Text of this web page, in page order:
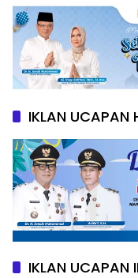
IKLAN UCAPAN
IKLAN UCAPAN